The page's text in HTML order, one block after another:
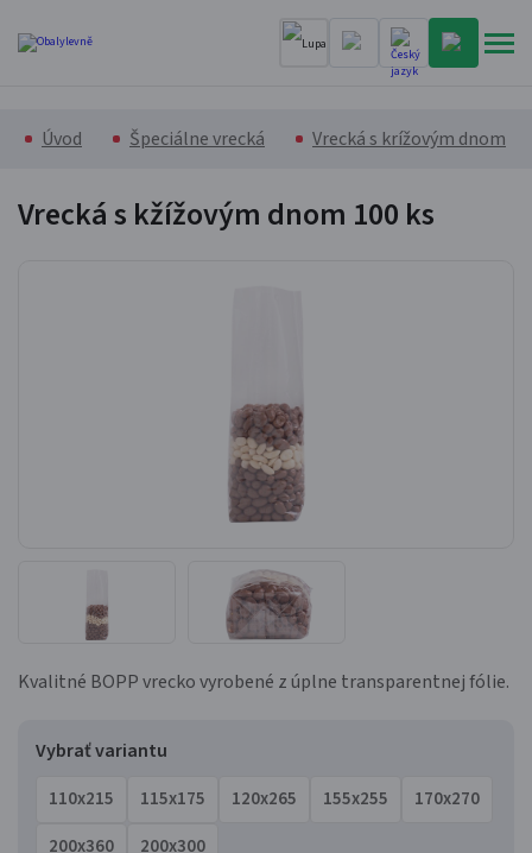
Úvod Špeciálne vrecká Vrecká s krížovým dnom
Vrecká s kžížovým dnom 100 ks
Kvalitné BOPP vrecko vyrobené z úplne transparentnej fólie.
Vybrať variantu
110x215 115x175 120x265 155x255
170x270
200x360
200x300